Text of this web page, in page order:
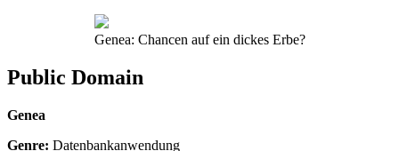
Genea: Chancen auf ein dickes Erbe?
Public Domain
Genea
Genre: Datenbankanwendung